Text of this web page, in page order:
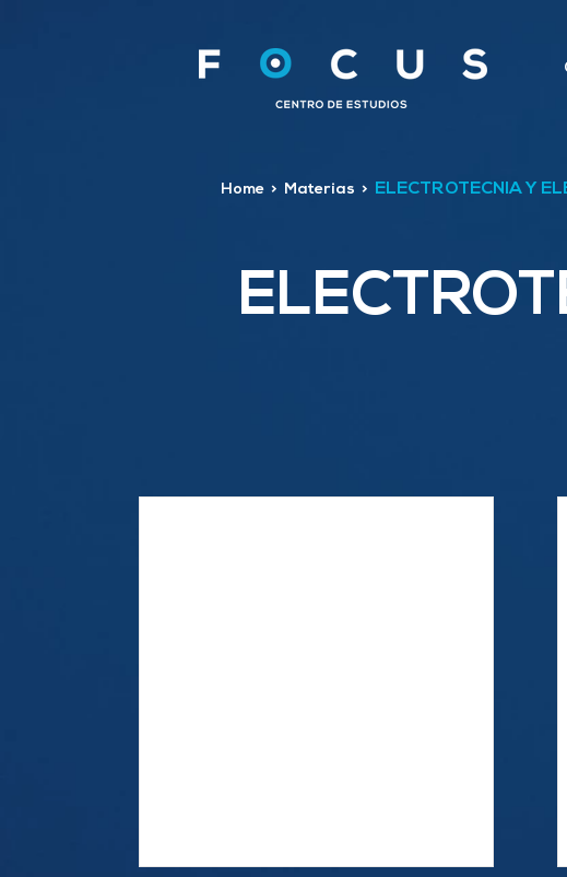
Home > Materias > ELECTROTECNIA Y